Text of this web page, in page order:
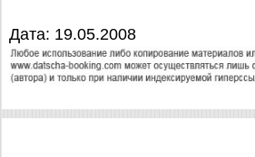
Дата: 19.05.2008